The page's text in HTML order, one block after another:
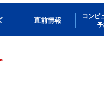
直前情報
コンピ
予